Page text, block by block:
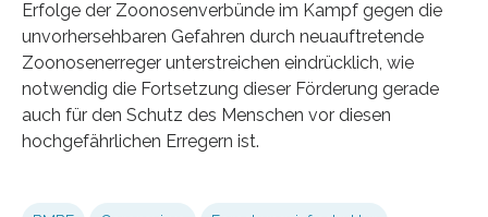
Erfolge der Zoonosenverbünde im Kampf gegen die
unvorhersehbaren Gefahren durch neuauftretende
Zoonosenerreger unterstreichen eindrücklich, wie
notwendig die Fortsetzung dieser Förderung gerade
auch für den Schutz des Menschen vor diesen
hochgefährlichen Erregern ist.